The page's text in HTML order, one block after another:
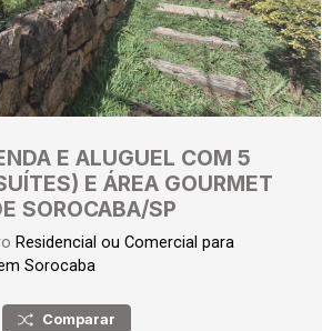
E ALUGUEL COM 5
E ÁREA GOURMET
SOROCABA/SP
Residencial ou Comercial para
Sorocaba
Comparar